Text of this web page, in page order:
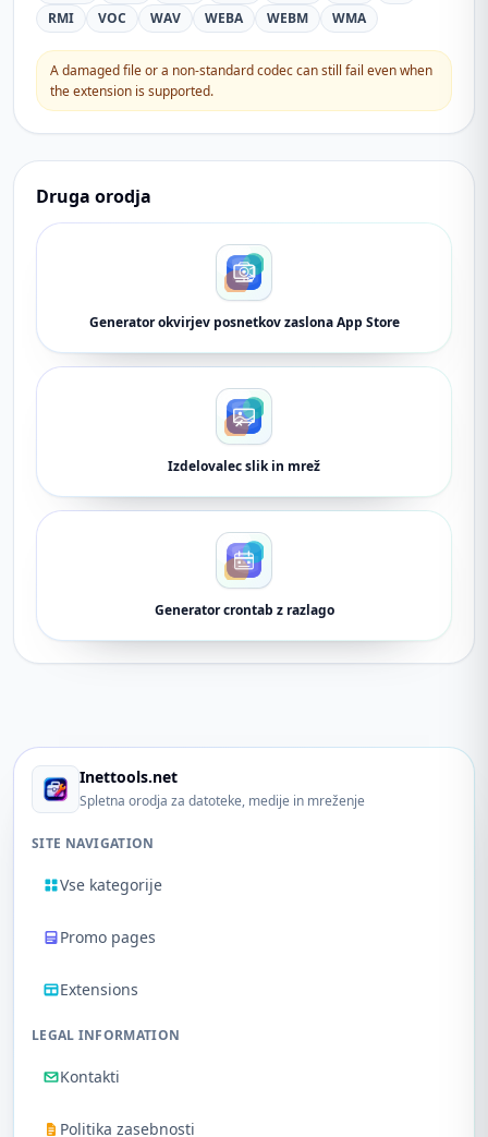
RMI
VOC WAV WEBA WEBM WMA
A damaged file or a non-standard codec can still fail even when
the extension is supported.
Druga orodja
Generator okvirjev posnetkov zaslona App Store
Izdelovalec slik in mrež
Generator crontab z razlago
Inettools.net
Spletna orodja za datoteke, medije in mreženje
SITE NAVIGATION
Vse kategorije
Promo pages
Extensions
LEGAL INFORMATION
Kontakti
Politika zasebnosti